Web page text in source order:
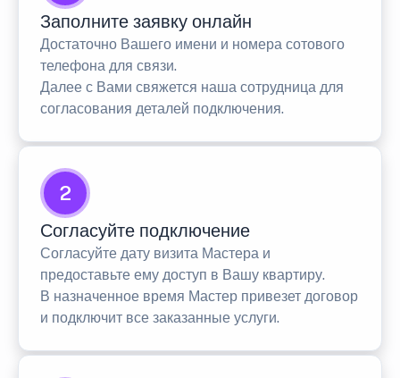
Заполните заявку онлайн
Достаточно Вашего имени и номера сотового
телефона для связи.
Далее с Вами свяжется наша сотрудница для
согласования деталей подключения.
2
Согласуйте подключение
Согласуйте дату визита Мастера и
предоставьте ему доступ в Вашу квартиру.
В назначенное время Мастер привезет договор
и подключит все заказанные услуги.